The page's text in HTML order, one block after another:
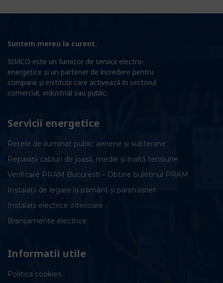
Suntem mereu la curent.
SIMCO este un furnizor de servicii electro-
energetice și un partener de încredere pentru
companii și instituții care activează în sectorul
comercial, industrial sau public.
Servicii energetice
Rețele de iluminat public aeriene și subterane
Reparații cabluri de joasă, medie și înaltă tensiune
Verificare PRAM Bucuresti – Obtine buletinul PRAM
Instalații de legare la pământ și paratrăsnet
Instalații electrice interioare
Branșamente electrice
Informatii utile
Politica cookies